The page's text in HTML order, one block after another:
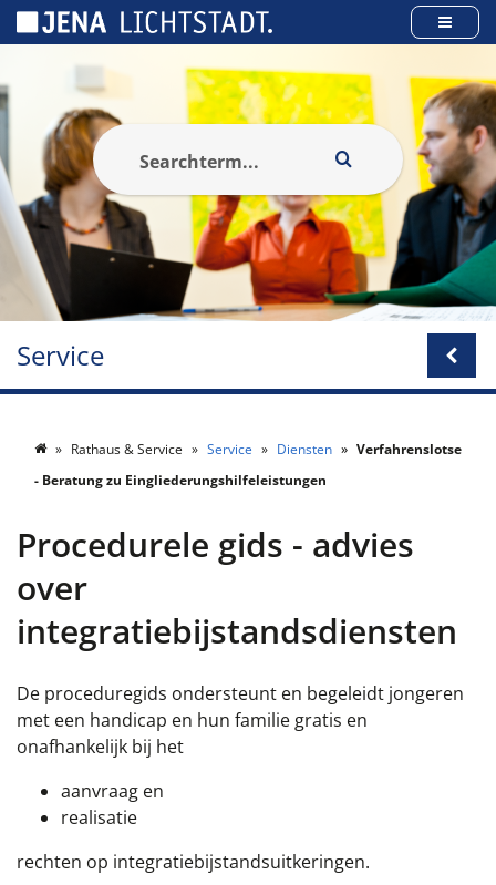
Service
Rathaus & Service Service Diensten
Verfahrenslotse
- Beratung zu Eingliederungshilfeleistungen
Procedurele gids - advies
over
integratiebijstandsdiensten
De proceduregids ondersteunt en begeleidt jongeren
met een handicap en hun familie gratis en
onafhankelijk bij het
aanvraag en
realisatie
rechten op integratiebijstandsuitkeringen.
Cookies beheer paneel